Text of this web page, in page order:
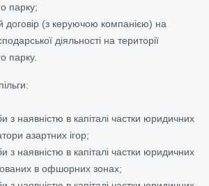
парку;
договір (з керуючою компанією) на
діяльності на території
парку.
з наявністю в капіталі частки юридичних
азартних ігор;
з наявністю в капіталі частки юридичних
в офшорних зонах;